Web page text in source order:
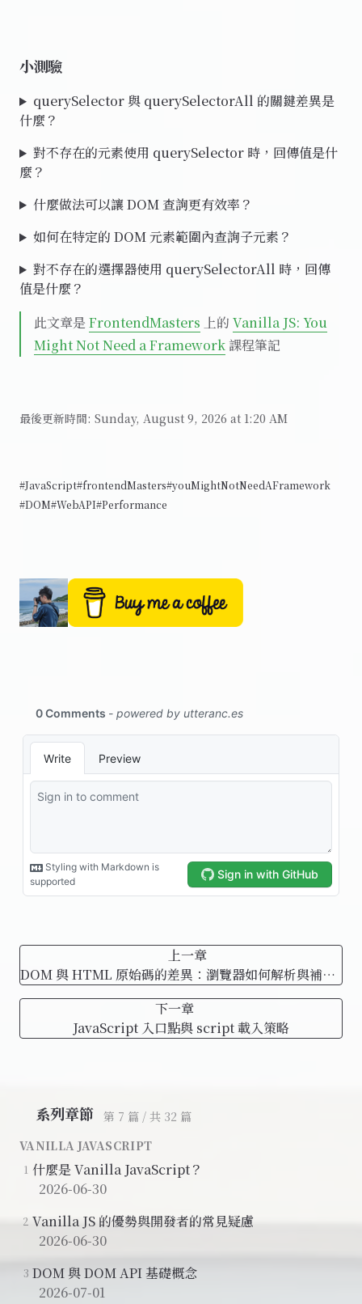
小測驗
querySelector 與 querySelectorAll 的關鍵差異是
什麼？
對不存在的元素使用 querySelector 時，回傳值是什
麼？
什麼做法可以讓 DOM 查詢更有效率？
如何在特定的 DOM 元素範圍內查詢子元素？
對不存在的選擇器使用 querySelectorAll 時，回傳
值是什麼？
此文章是 FrontendMasters 上的 Vanilla JS: You
Might Not Need a Framework 課程筆記
最後更新時間: Sunday, August 9, 2026 at 1:20 AM
#JavaScript#frontendMasters#youMightNotNeedAFramework
#DOM#WebAPI#Performance
上一章
DOM 與 HTML 原始碼的差異：瀏覽器如何解析與補全
結構
下一章
JavaScript 入口點與 script 載入策略
系列章節 第 7 篇 / 共 32 篇
VANILLA JAVASCRIPT
1 什麼是 Vanilla JavaScript？
2026-06-30
2 Vanilla JS 的優勢與開發者的常見疑慮
2026-06-30
3 DOM 與 DOM API 基礎概念
2026-07-01